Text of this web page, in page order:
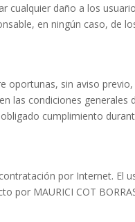
cualquier daño a los
en ningún caso, de
oportunas, sin aviso
las condiciones
cumplimiento
por Internet. El
por MAURICI COT